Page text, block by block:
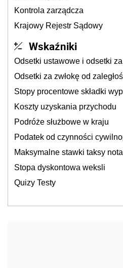
Kontrola zarządcza
Krajowy Rejestr Sądowy
Wskaźniki
Odsetki ustawowe i odsetki
Odsetki za zwłokę od
Stopy procentowe składki
Koszty uzyskania przychodu
Podróże służbowe w kraju
Podatek od czynności
Maksymalne stawki taksy
Stopa dyskontowa weksli
Quizy Testy